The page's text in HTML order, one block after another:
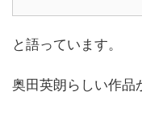
と語っています。
奥田英朗らしい作品